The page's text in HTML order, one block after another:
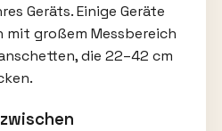
Geräts. Einige Geräte
großem Messbereich
die 22–42 cm